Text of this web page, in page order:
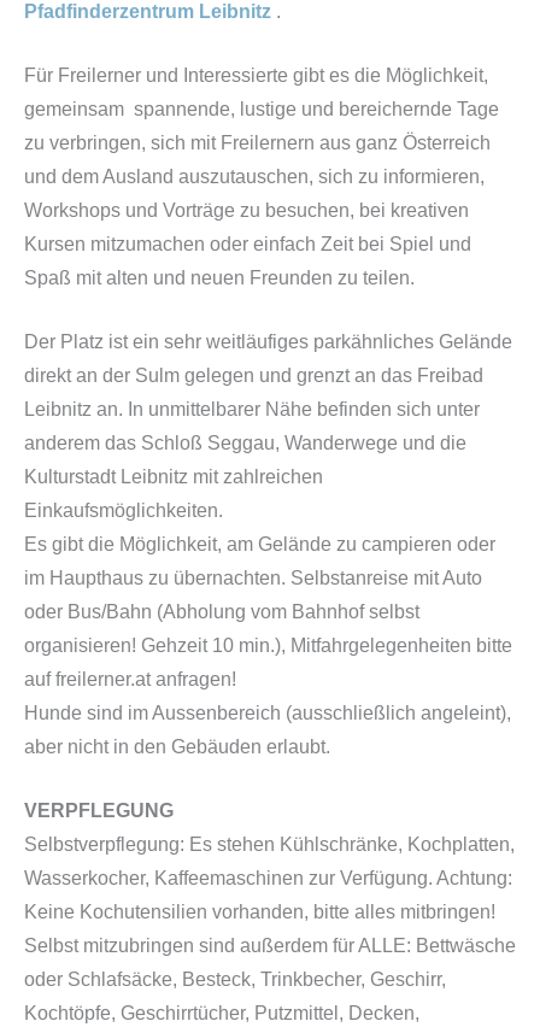
Pfadfinderzentrum Leibnitz .
Für Freilerner und Interessierte gibt es die Möglichkeit,
gemeinsam spannende, lustige und bereichernde Tage
zu verbringen, sich mit Freilernern aus ganz Österreich
und dem Ausland auszutauschen, sich zu informieren,
Workshops und Vorträge zu besuchen, bei kreativen
Kursen mitzumachen oder einfach Zeit bei Spiel und
Spaß mit alten und neuen Freunden zu teilen.
Der Platz ist ein sehr weitläufiges parkähnliches Gelände
direkt an der Sulm gelegen und grenzt an das Freibad
Leibnitz an. In unmittelbarer Nähe befinden sich unter
anderem das Schloß Seggau, Wanderwege und die
Kulturstadt Leibnitz mit zahlreichen
Einkaufsmöglichkeiten.
Es gibt die Möglichkeit, am Gelände zu campieren oder
im Haupthaus zu übernachten. Selbstanreise mit Auto
oder Bus/Bahn (Abholung vom Bahnhof selbst
organisieren! Gehzeit 10 min.), Mitfahrgelegenheiten bitte
auf freilerner.at anfragen!
Hunde sind im Aussenbereich (ausschließlich angeleint),
aber nicht in den Gebäuden erlaubt.
VERPFLEGUNG
Selbstverpflegung: Es stehen Kühlschränke, Kochplatten,
Wasserkocher, Kaffeemaschinen zur Verfügung. Achtung:
Keine Kochutensilien vorhanden, bitte alles mitbringen!
Selbst mitzubringen sind außerdem für ALLE: Bettwäsche
oder Schlafsäcke, Besteck, Trinkbecher, Geschirr,
Kochtöpfe, Geschirrtücher, Putzmittel, Decken,